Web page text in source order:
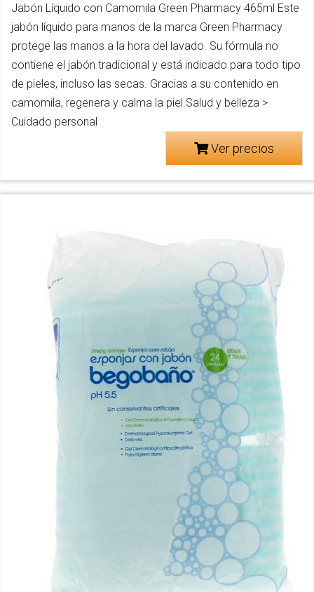
Jabón Líquido con Camomila Green Pharmacy 465ml Este
jabón líquido para manos de la marca Green Pharmacy
protege las manos a la hora del lavado. Su fórmula no
contiene el jabón tradicional y está indicado para todo tipo
de pieles, incluso las secas. Gracias a su contenido en
camomila, regenera y calma la piel.Salud y belleza >
Cuidado personal
Ver precios